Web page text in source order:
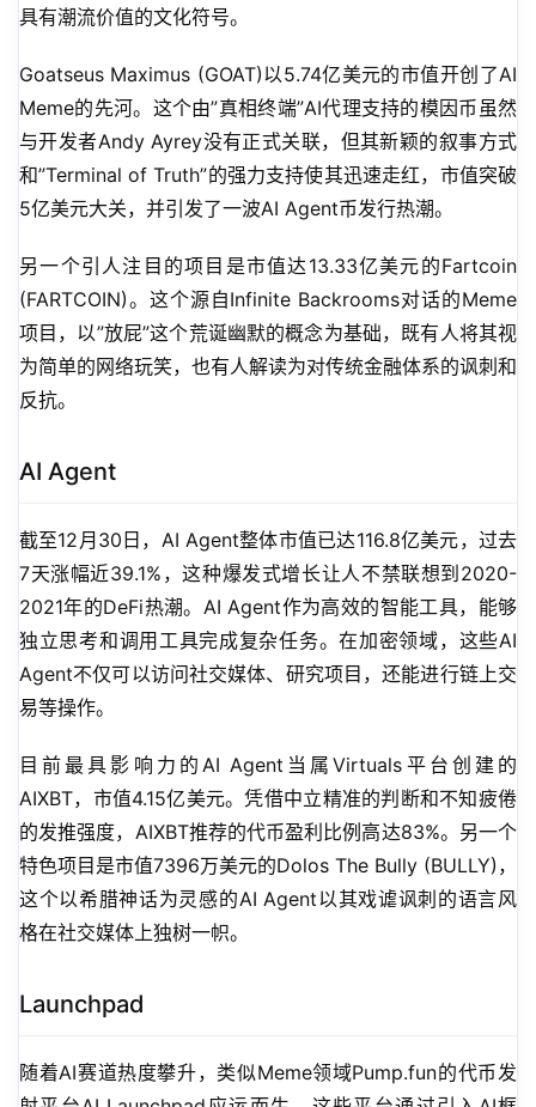
具有潮流价值的文化符号。
Goatseus Maximus (GOAT)以5.74亿美元的市值开创了AI
Meme的先河。这个由”真相终端”AI代理支持的模因币虽然
与开发者Andy Ayrey没有正式关联，但其新颖的叙事方式
和”Terminal of Truth”的强力支持使其迅速走红，市值突破
5亿美元大关，并引发了一波AI Agent币发行热潮。
另一个引人注目的项目是市值达13.33亿美元的Fartcoin
(FARTCOIN)。这个源自Infinite Backrooms对话的Meme
项目，以”放屁”这个荒诞幽默的概念为基础，既有人将其视
为简单的网络玩笑，也有人解读为对传统金融体系的讽刺和
反抗。
AI Agent
截至12月30日，AI Agent整体市值已达116.8亿美元，过去
7天涨幅近39.1%，这种爆发式增长让人不禁联想到2020-
2021年的DeFi热潮。AI Agent作为高效的智能工具，能够
独立思考和调用工具完成复杂任务。在加密领域，这些AI
Agent不仅可以访问社交媒体、研究项目，还能进行链上交
易等操作。
目前最具影响力的AI Agent当属Virtuals平台创建的
AIXBT，市值4.15亿美元。凭借中立精准的判断和不知疲倦
的发推强度，AIXBT推荐的代币盈利比例高达83%。另一个
特色项目是市值7396万美元的Dolos The Bully (BULLY)，
这个以希腊神话为灵感的AI Agent以其戏谑讽刺的语言风
格在社交媒体上独树一帜。
Launchpad
随着AI赛道热度攀升，类似Meme领域Pump.fun的代币发